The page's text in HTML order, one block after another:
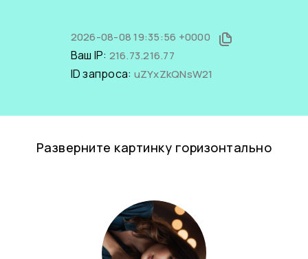
2026-08-08 19:35:56 +0000
Ваш IP: 216.73.216.77
ID запроса: uZYxZkQNsW21
Разверните картинку горизонтально